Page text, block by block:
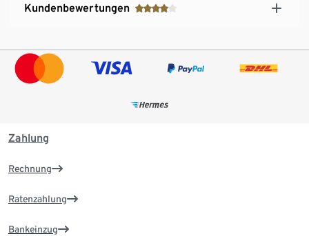
Kundenbewertungen
Zahlung
Rechnung
Ratenzahlung
Bankeinzug